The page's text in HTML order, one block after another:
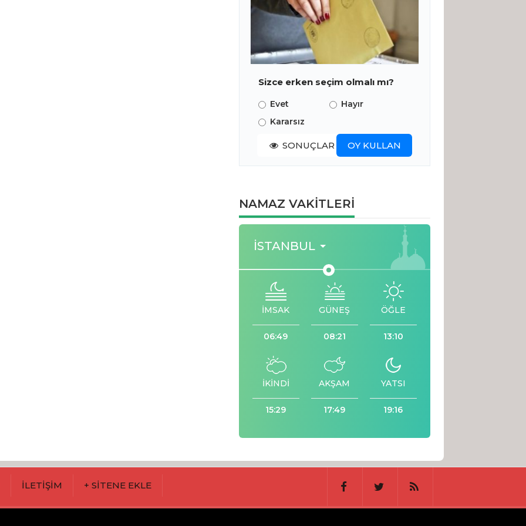
Sizce erken seçim olmalı mı?
Evet
Hayır
Kararsız
SONUÇLAR OY KULLAN
NAMAZ VAKİTLERİ
İSTANBUL
İMSAK
06:49
GÜNEŞ
08:21
ÖĞLE
13:10
İKİNDİ
15:29
AKŞAM
17:49
YATSI
19:16
İLETİŞİM + SİTENE EKLE